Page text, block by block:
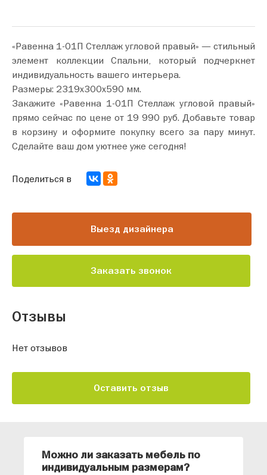
«Равенна 1-01П Стеллаж угловой правый» — стильный
элемент коллекции Спальни, который подчеркнет
индивидуальность вашего интерьера.
Размеры: 2319х300х590 мм.
Закажите «Равенна 1-01П Стеллаж угловой правый»
прямо сейчас по цене от 19 990 руб. Добавьте товар
в корзину и оформите покупку всего за пару минут.
Сделайте ваш дом уютнее уже сегодня!
Выезд дизайнера
Заказать звонок
Поделиться в
Отзывы
Нет отзывов
Оставить отзыв
Можно ли заказать мебель по
индивидуальным размерам?